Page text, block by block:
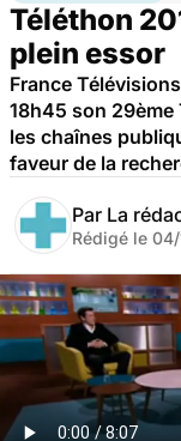
Téléthon
plein essor
France
18h45 son
les chaînes
faveur de la
Par La
Rédigé le 04/